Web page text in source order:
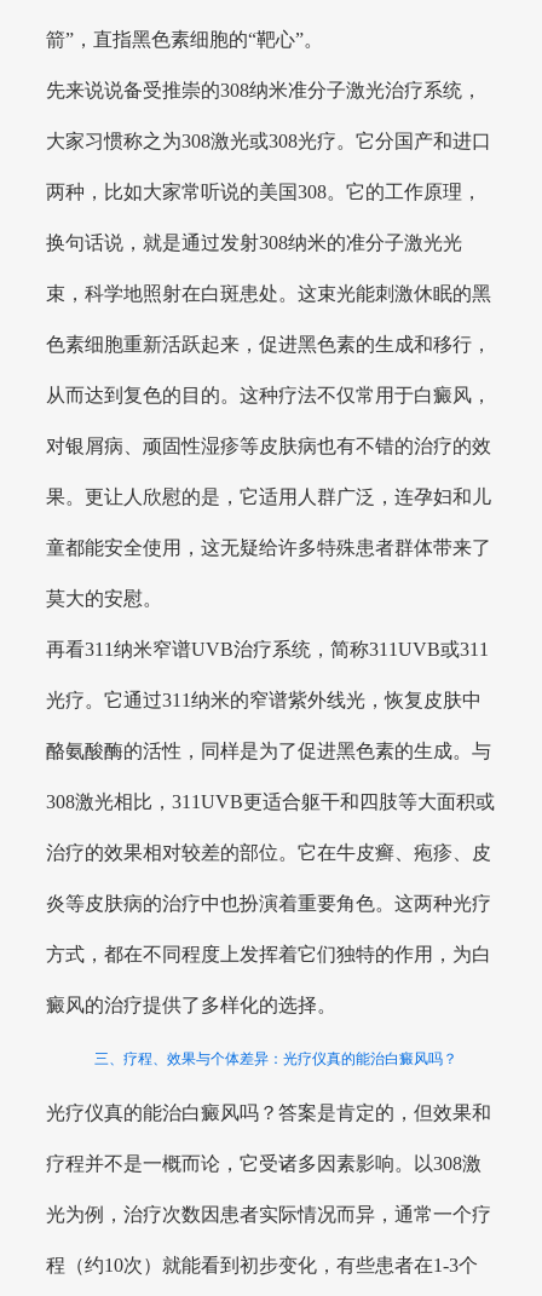
箭”，直指黑色素细胞的“靶心”。
先来说说备受推崇的308纳米准分子激光治疗系统，
大家习惯称之为308激光或308光疗。它分国产和进口
两种，比如大家常听说的美国308。它的工作原理，
换句话说，就是通过发射308纳米的准分子激光光
束，科学地照射在白斑患处。这束光能刺激休眠的黑
色素细胞重新活跃起来，促进黑色素的生成和移行，
从而达到复色的目的。这种疗法不仅常用于白癜风，
对银屑病、顽固性湿疹等皮肤病也有不错的治疗的效
果。更让人欣慰的是，它适用人群广泛，连孕妇和儿
童都能安全使用，这无疑给许多特殊患者群体带来了
莫大的安慰。
再看311纳米窄谱UVB治疗系统，简称311UVB或311
光疗。它通过311纳米的窄谱紫外线光，恢复皮肤中
酪氨酸酶的活性，同样是为了促进黑色素的生成。与
308激光相比，311UVB更适合躯干和四肢等大面积或
治疗的效果相对较差的部位。它在牛皮癣、疱疹、皮
炎等皮肤病的治疗中也扮演着重要角色。这两种光疗
方式，都在不同程度上发挥着它们独特的作用，为白
癜风的治疗提供了多样化的选择。
三、疗程、效果与个体差异：光疗仪真的能治白癜风吗？
光疗仪真的能治白癜风吗？答案是肯定的，但效果和
疗程并不是一概而论，它受诸多因素影响。以308激
光为例，治疗次数因患者实际情况而异，通常一个疗
程（约10次）就能看到初步变化，有些患者在1-3个